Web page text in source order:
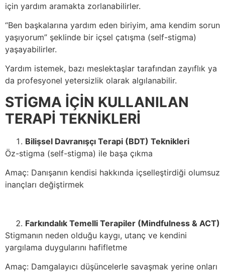
için yardım aramakta zorlanabilirler.
“Ben başkalarına yardım eden biriyim, ama kendim sorun
yaşıyorum” şeklinde bir içsel çatışma (self-stigma)
yaşayabilirler.
Yardım istemek, bazı meslektaşlar tarafından zayıflık ya
da profesyonel yetersizlik olarak algılanabilir.
STİGMA İÇİN KULLANILAN
TERAPİ TEKNİKLERİ
Bilişsel Davranışçı Terapi (BDT) Teknikleri
Öz-stigma (self-stigma) ile başa çıkma
Amaç: Danışanın kendisi hakkında içselleştirdiği olumsuz
inançları değiştirmek
Farkındalık Temelli Terapiler (Mindfulness & ACT)
Stigmanın neden olduğu kaygı, utanç ve kendini
yargılama duygularını hafifletme
Amaç: Damgalayıcı düşüncelerle savaşmak yerine onları